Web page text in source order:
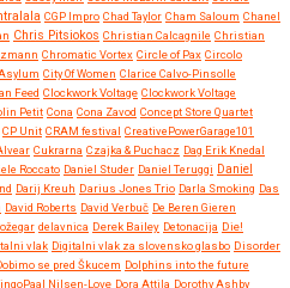
CGP Impro Chad Taylor Cham Saloum Chanel
Chris Pitsiokos Christian Calcagnile Christian
Chromatic Vortex Circle of Pax Circolo
City Of Women Clarice Calvo-Pinsolle
Feed Clockwork Voltage Clockwork Voltage
Petit Cona Cona Zavod Concept Store Quartet
CP Unit CRAM festival CreativePowerGarage101
Cukrarna Czajka & Puchacz Dag Erik Knedal
Roccato Daniel Studer Daniel Teruggi Daniel
Darij Kreuh Darius Jones Trio Darla Smoking Das
David Roberts David Verbuč De Beren Gieren
delavnica Derek Bailey Detonacija Die!
vlak Digitalni vlak za slovensko glasbo Disorder
se pred Škucem Dolphins into the future
Nilsen-Love Dora Attila Dorothy Ashby